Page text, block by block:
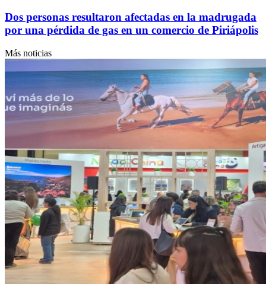
Dos personas resultaron afectadas en la madrugada
por una pérdida de gas en un comercio de Piriápolis
Más noticias